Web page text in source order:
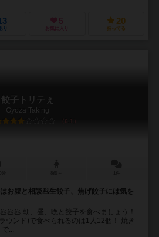
り
5
お気に入り
20
持ってる
餃子トリテぇ
Gyoza Taking
6.1
お腹と相談🥟生餃子、焦げ餃子には気を
朝、昼、晩と餃子を食べましょう！
ウンド)で食べられるのは1人12個！ 焼き
...